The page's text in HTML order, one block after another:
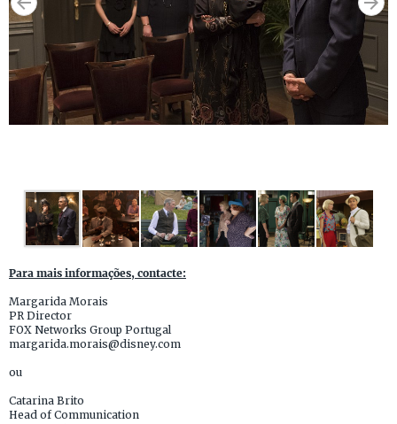
Para mais informações, contacte:
Margarida Morais
PR Director
FOX Networks Group Portugal
margarida.morais@disney.com
ou
Catarina Brito
Head of Communication